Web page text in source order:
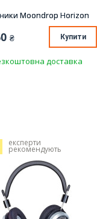
Moondrop Horizon
₴ Купити
доставка
експерти
рекомендують